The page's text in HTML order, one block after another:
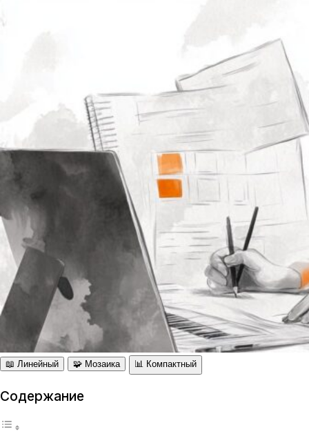
📖 Линейный 🧩 Мозаика 📊 Компактный
Содержание